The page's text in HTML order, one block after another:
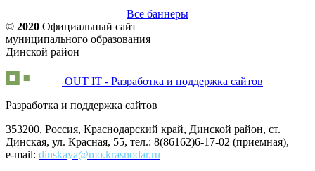
Все баннеры
© 2020 Официальный сайт
муниципального образования
Динской район
OUT IT - Разработка и поддержка сайтов
Разработка и поддержка сайтов
353200, Россия, Краснодарский край, Динской район, ст.
Динская, ул. Красная, 55, тел.: 8(86162)6-17-02 (приемная),
e-mail: dinskaya@mo.krasnodar.ru